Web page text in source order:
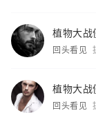
植物大战
回头看见
植物大战
回头看见